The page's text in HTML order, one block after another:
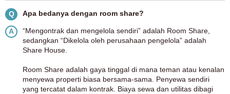
Q Apa bedanya dengan room share?
A
“Mengontrak dan mengelola sendiri” adalah Room Share,
sedangkan “Dikelola oleh perusahaan pengelola” adalah
Share House.
Room Share adalah gaya tinggal di mana teman atau kenalan
menyewa properti biasa bersama-sama. Penyewa sendiri
yang tercatat dalam kontrak. Biaya sewa dan utilitas dibagi